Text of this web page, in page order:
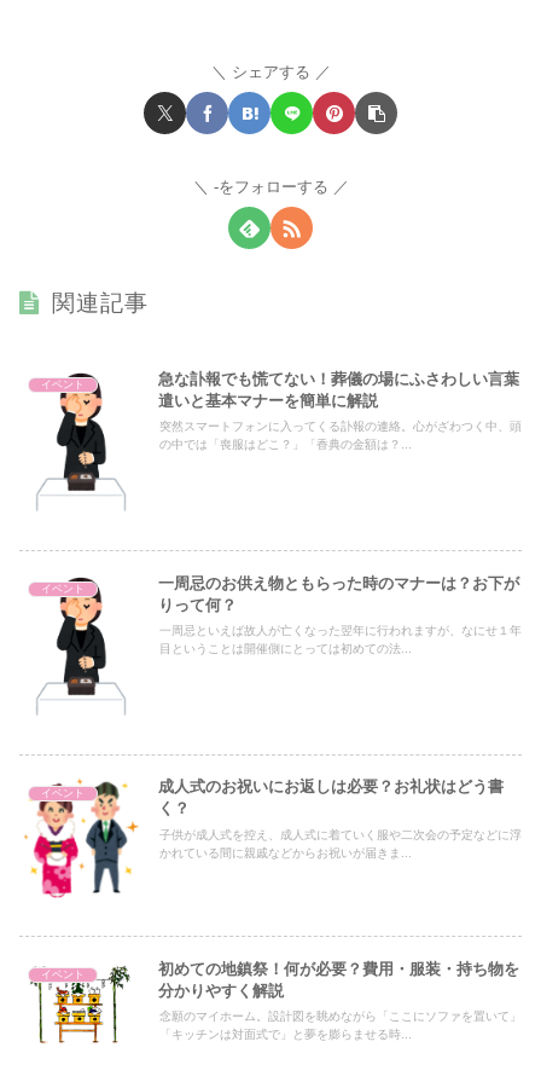
シェアする
-をフォローする
関連記事
イベント
急な訃報でも慌てない！葬儀の場にふさわしい言葉
遣いと基本マナーを簡単に解説
突然スマートフォンに入ってくる訃報の連絡。心がざわつく中、頭
の中では「喪服はどこ？」「香典の金額は？...
イベント
一周忌のお供え物ともらった時のマナーは？お下が
りって何？
一周忌といえば故人が亡くなった翌年に行われますが、なにせ１年
目ということは開催側にとっては初めての法...
イベント
成人式のお祝いにお返しは必要？お礼状はどう書
く？
子供が成人式を控え、成人式に着ていく服や二次会の予定などに浮
かれている間に親戚などからお祝いが届きま...
イベント
初めての地鎮祭！何が必要？費用・服装・持ち物を
分かりやすく解説
念願のマイホーム。設計図を眺めながら「ここにソファを置いて」
「キッチンは対面式で」と夢を膨らませる時...